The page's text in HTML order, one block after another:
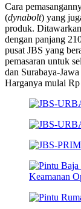
Cara
(dynabolt) yang
produk.
dengan panjang
pusat JBS yang
pemasaran untuk
dan Surabaya-
Harganya mulai